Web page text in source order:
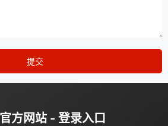
提交
方网站 - 登录入口